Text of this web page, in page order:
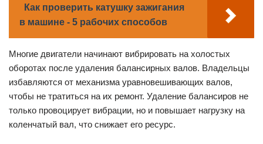
Как проверить катушку зажигания
в машине - 5 рабочих способов
Многие двигатели начинают вибрировать на холостых
оборотах после удаления балансирных валов. Владельцы
избавляются от механизма уравновешивающих валов,
чтобы не тратиться на их ремонт. Удаление балансиров не
только провоцирует вибрации, но и повышает нагрузку на
коленчатый вал, что снижает его ресурс.